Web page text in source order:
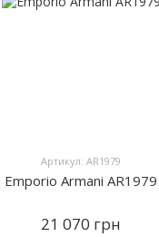
Артикул: AR1979
Emporio Armani AR1979
21 070 грн